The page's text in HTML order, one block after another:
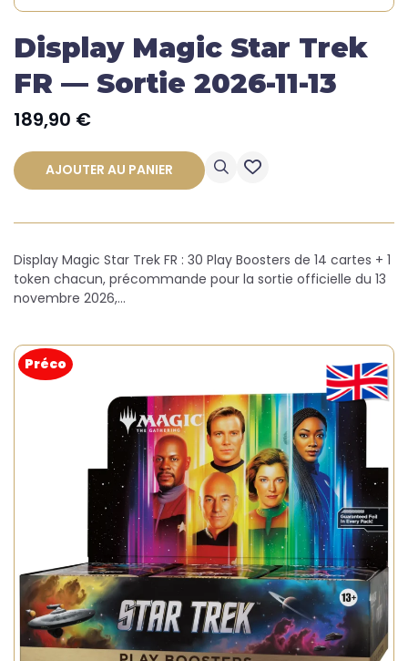
Display Magic Star Trek
FR — Sortie 2026-11-13
189,90 €
AJOUTER AU PANIER
Display Magic Star Trek FR : 30 Play Boosters de 14 cartes + 1
token chacun, précommande pour la sortie officielle du 13
novembre 2026,…
Préco